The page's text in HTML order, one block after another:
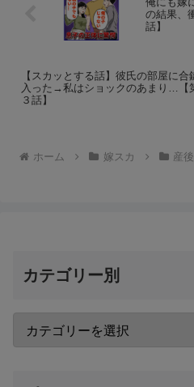
の結果、
話】
【スカッとする話】彼氏の部屋に合
入った→私はショックのあまり…【
３話】
ホーム 嫁スカ 産
カテゴリー別